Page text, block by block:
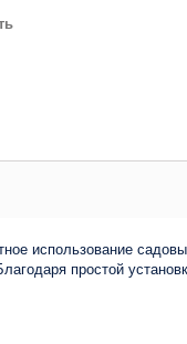
использование
простой